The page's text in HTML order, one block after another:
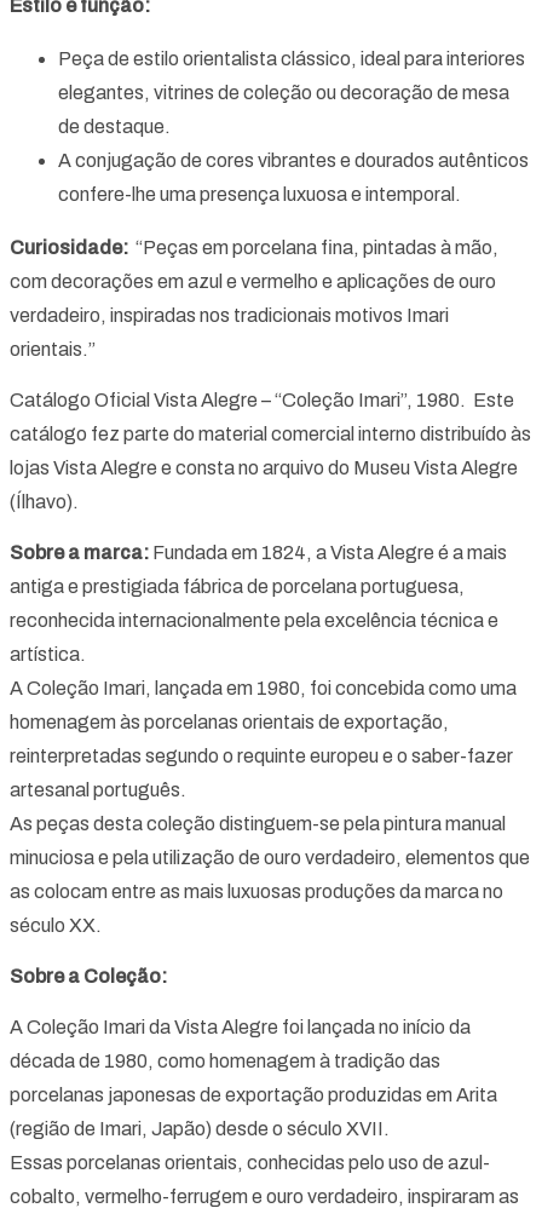
Estilo e função:
Peça de estilo orientalista clássico, ideal para interiores
elegantes, vitrines de coleção ou decoração de mesa
de destaque.
A conjugação de cores vibrantes e dourados autênticos
confere-lhe uma presença luxuosa e intemporal.
Curiosidade: “Peças em porcelana fina, pintadas à mão,
com decorações em azul e vermelho e aplicações de ouro
verdadeiro, inspiradas nos tradicionais motivos Imari
orientais.”
Catálogo Oficial Vista Alegre – “Coleção Imari”, 1980. Este
catálogo fez parte do material comercial interno distribuído às
lojas Vista Alegre e consta no arquivo do Museu Vista Alegre
(Ílhavo).
Sobre a marca: Fundada em 1824, a Vista Alegre é a mais
antiga e prestigiada fábrica de porcelana portuguesa,
reconhecida internacionalmente pela excelência técnica e
artística.
A Coleção Imari, lançada em 1980, foi concebida como uma
homenagem às porcelanas orientais de exportação,
reinterpretadas segundo o requinte europeu e o saber-fazer
artesanal português.
As peças desta coleção distinguem-se pela pintura manual
minuciosa e pela utilização de ouro verdadeiro, elementos que
as colocam entre as mais luxuosas produções da marca no
século XX.
Sobre a Coleção:
A Coleção Imari da Vista Alegre foi lançada no início da
década de 1980, como homenagem à tradição das
porcelanas japonesas de exportação produzidas em Arita
(região de Imari, Japão) desde o século XVII.
Essas porcelanas orientais, conhecidas pelo uso de azul-
cobalto, vermelho-ferrugem e ouro verdadeiro, inspiraram as